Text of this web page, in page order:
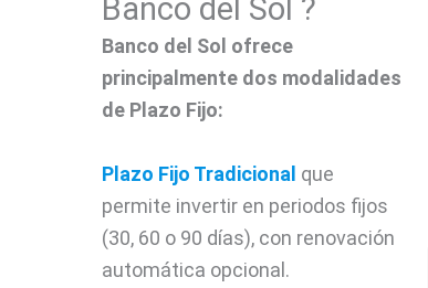
Banco del Sol ?
Banco del Sol ofrece
principalmente dos modalidades
de Plazo Fijo:
Plazo Fijo Tradicional que
permite invertir en periodos fijos
(30, 60 o 90 días), con renovación
automática opcional.